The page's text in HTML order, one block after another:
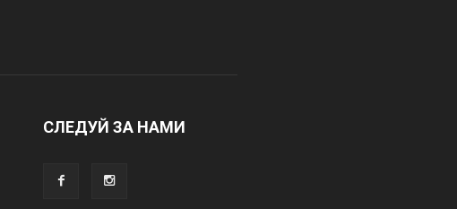
СЛЕДУЙ ЗА НАМИ